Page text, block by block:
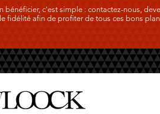
bénéficier, c'est simple : contactez-nous,
fidélité afin de profiter de tous ces bons